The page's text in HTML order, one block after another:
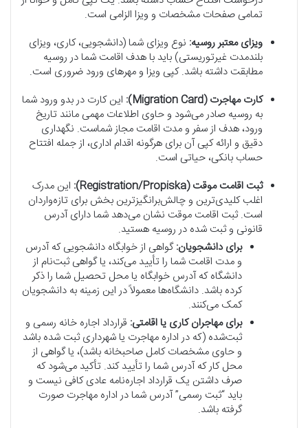
تمامی صفحات مشخصات و ویزا الزامی است.
ویزای معتبر روسیه: نوع ویزای شما (دانشجویی، کاری، ویزای
بلندمدت غیرتوریستی) باید با هدف اقامت شما در روسیه
مطابقت داشته باشد. کپی ویزا و مهرهای ورود ضروری است.
کارت مهاجرت (Migration Card):
این کارت در بدو ورود شما
به روسیه صادر می‌شود و حاوی اطلاعات مهمی مانند تاریخ
ورود، هدف از سفر و مدت اقامت مجاز شماست. نگهداری
دقیق و ارائه کپی آن برای هرگونه اقدام اداری، از جمله افتتاح
حساب بانکی، حیاتی است.
ثبت اقامت موقت (Registration/Propiska):
این مدرک
اغلب کلیدی‌ترین و چالش‌برانگیزترین بخش برای تازه‌واردان
است. ثبت اقامت موقت نشان می‌دهد شما دارای آدرس
قانونی و ثبت شده در روسیه هستید.
برای دانشجویان: گواهی از خوابگاه دانشجویی که آدرس
و مدت اقامت شما را تأیید می‌کند، یا گواهی ثبت‌نام از
دانشگاه که آدرس خوابگاه یا محل تحصیل شما را ذکر
کرده باشد. دانشگاه‌ها معمولاً در این زمینه به دانشجویان
کمک می‌کنند.
برای مهاجران کاری یا اقامتی: قرارداد اجاره خانه رسمی و
ثبت‌شده (که در اداره مهاجرت یا شهرداری ثبت شده باشد
و حاوی مشخصات کامل صاحبخانه باشد)، یا گواهی از
محل کار که آدرس شما را تأیید کند. تأکید می‌شود که
صرف داشتن یک قرارداد اجاره‌نامه عادی کافی نیست و
باید “ثبت رسمی” آدرس شما در اداره مهاجرت صورت
گرفته باشد.